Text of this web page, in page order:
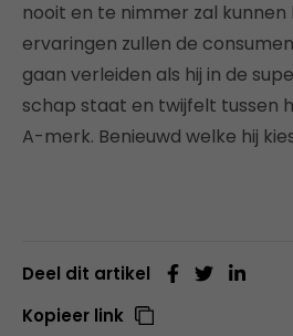
nooit en te nimmer zal kunnen
ervaringen zullen de
gaan verleiden als hij in de
schap staat en twijfelt tussen
A-merk. Benieuwd welke hij
Deel dit artikel
Kopieer link